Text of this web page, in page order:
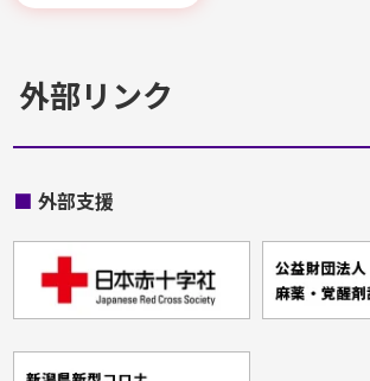
外部リンク
■ 外部支援